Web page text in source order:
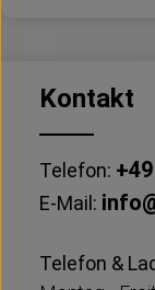
Kontakt
Telefon:
E-Mail:
Telefon &